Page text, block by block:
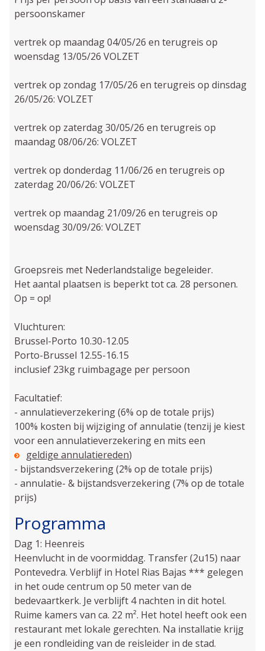
persoonskamer
vertrek op maandag 04/05/26 en terugreis op
woensdag 13/05/26 VOLZET
vertrek op zondag 17/05/26 en terugreis op dinsdag
26/05/26: VOLZET
vertrek op zaterdag 30/05/26 en terugreis op
maandag 08/06/26: VOLZET
vertrek op donderdag 11/06/26 en terugreis op
zaterdag 20/06/26: VOLZET
vertrek op maandag 21/09/26 en terugreis op
woensdag 30/09/26: VOLZET
Groepsreis met Nederlandstalige begeleider.
Het aantal plaatsen is beperkt tot ca. 28 personen.
Op = op!
Vluchturen:
Brussel-Porto 10.30-12.05
Porto-Brussel 12.55-16.15
inclusief 23kg ruimbagage per persoon
Facultatief:
- annulatieverzekering (6% op de totale prijs)
100% kosten bij wijziging of annulatie (tenzij je kiest
voor een annulatieverzekering en mits een
geldige annulatiereden)
- bijstandsverzekering (2% op de totale prijs)
- annulatie- & bijstandsverzekering (7% op de totale
prijs)
Programma
Dag 1: Heenreis
Heenvlucht in de voormiddag. Transfer (2u15) naar
Pontevedra. Verblijf in Hotel Rias Bajas *** gelegen
in het oude centrum op 50 meter van de
bedevaartkerk. Je verblijft 4 nachten in dit hotel.
Ruime kamers van ca. 22 m². Het hotel heeft ook een
restaurant met lokale gerechten. Na installatie krijg
je een rondleiding van de reisleider in de stad.